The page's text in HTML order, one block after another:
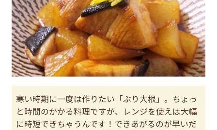
寒い時期に一度は作りたい「ぶり大根」。ちょっ
と時間のかかる料理ですが、レンジを使えば大幅
に時短できちゃうんです！できあがるのが早いだ